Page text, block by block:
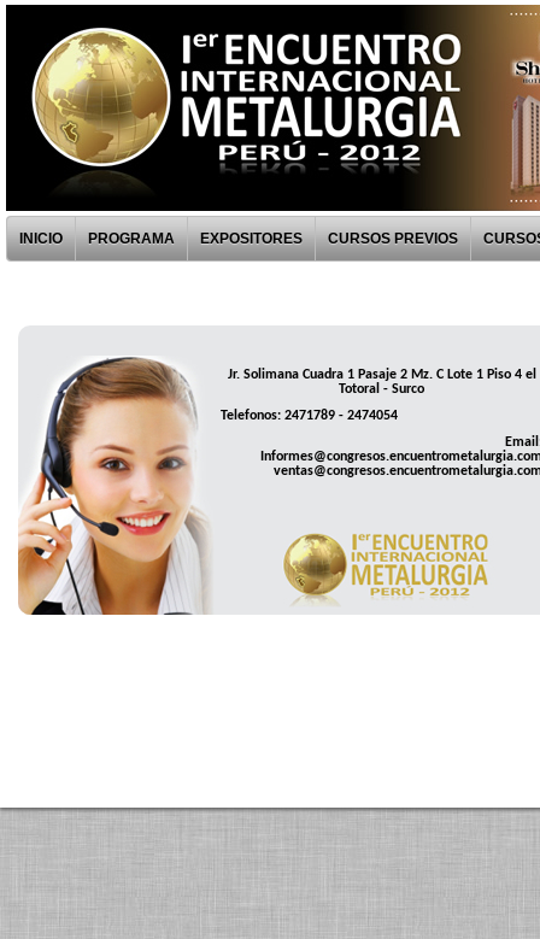
INICIO PROGRAMA EXPOSITORES CURSOS PREVIOS
Jr. Solimana Cuadra 1 Pasaje 2 Mz. C Lote 1 Piso 4 el
Totoral - Surco
Telefonos: 2471789 - 2474054